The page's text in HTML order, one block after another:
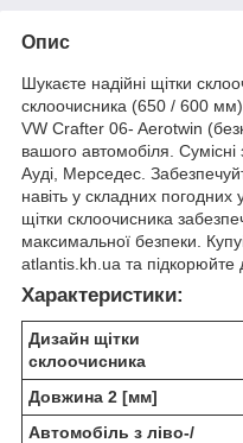
Опис
Шукаєте надійні щітки
склоочисника (650 / 600
VW Crafter 06- Aerotwin
вашого автомобіля.
Ауді, Мерседес.
навіть у складних погодних
щітки склоочисника
максимальної безпеки.
atlantis.kh.ua та підкорюйте
Характеристики:
Дизайн щітки
склоочисника
Довжина 2 [мм]
Автомобіль з ліво-/